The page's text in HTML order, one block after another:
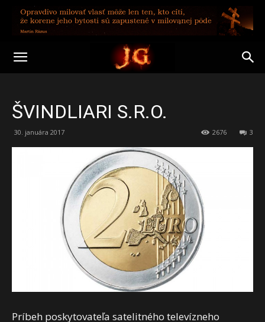
ŠVINDLIARI S.R.O.
30. januára 2017 3
2676
Príbeh poskytovateľa satelitného televízneho